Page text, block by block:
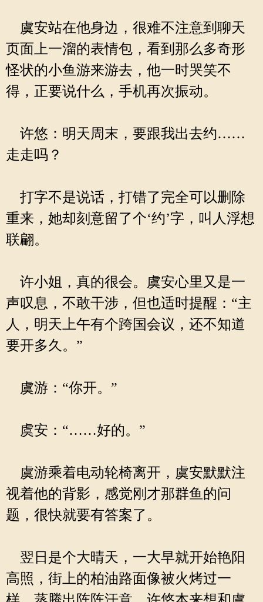
虞安站在他身边，很难不注意到聊天
页面上一溜的表情包，看到那么多奇形
怪状的小鱼游来游去，他一时哭笑不
得，正要说什么，手机再次振动。
许悠：明天周末，要跟我出去约……
走走吗？
打字不是说话，打错了完全可以删除
重来，她却刻意留了个‘约’字，叫人浮想
联翩。
许小姐，真的很会。虞安心里又是一
声叹息，不敢干涉，但也适时提醒：“主
人，明天上午有个跨国会议，还不知道
要开多久。”
虞游：“你开。”
虞安：“……好的。”
虞游乘着电动轮椅离开，虞安默默注
视着他的背影，感觉刚才那群鱼的问
题，很快就要有答案了。
翌日是个大晴天，一大早就开始艳阳
高照，街上的柏油路面像被火烤过一